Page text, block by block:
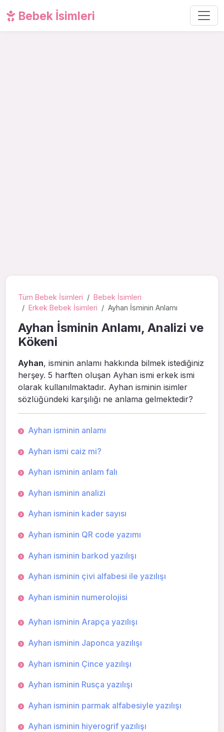
Bebek İsimleri
Tüm Bebek İsimleri
Bebek İsimleri
Erkek Bebek İsimleri
Ayhan İsminin Anlamı
Ayhan İsminin Anlamı, Analizi ve
Kökeni
Ayhan, isminin anlamı hakkında bilmek istediğiniz
herşey. 5 harften oluşan Ayhan ismi erkek ismi
olarak kullanılmaktadır. Ayhan isminin isimler
sözlüğündeki karşılığı ne anlama gelmektedir?
Ayhan isminin anlamı
Ayhan ismi caiz mi?
Ayhan isminin anlam falı
Ayhan isminin analizi
Ayhan isminin kader sayısı
Ayhan isminin QR code yazımı
Ayhan isminin barkod yazılışı
Ayhan isminin çivi alfabesi ile yazılışı
Ayhan isminin numerolojisi
Ayhan isminin Arapça yazılışı
Ayhan isminin Japonca yazılışı
Ayhan isminin Çince yazılışı
Ayhan isminin Rusça yazılışı
Ayhan isminin parmak alfabesiyle yazılışı
Ayhan isminin hiyerogrif yazılışı